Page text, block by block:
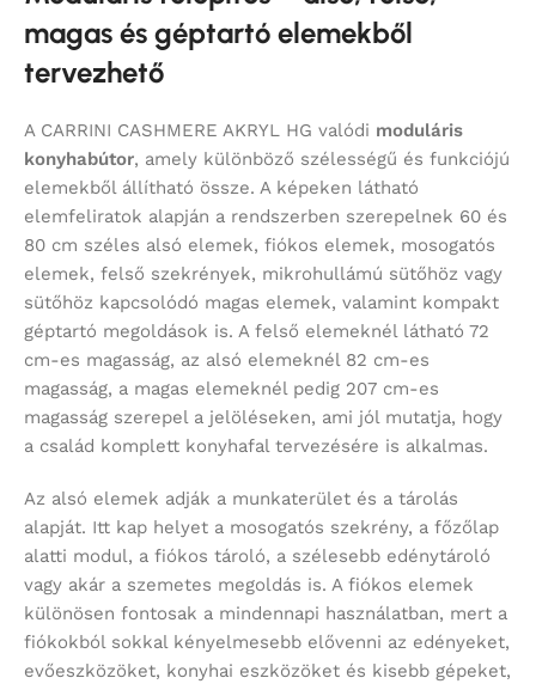
magas és géptartó elemekből
tervezhető
A CARRINI CASHMERE AKRYL HG valódi moduláris
konyhabútor, amely különböző szélességű és funkciójú
elemekből állítható össze. A képeken látható
elemfeliratok alapján a rendszerben szerepelnek 60 és
80 cm széles alsó elemek, fiókos elemek, mosogatós
elemek, felső szekrények, mikrohullámú sütőhöz vagy
sütőhöz kapcsolódó magas elemek, valamint kompakt
géptartó megoldások is. A felső elemeknél látható 72
cm-es magasság, az alsó elemeknél 82 cm-es
magasság, a magas elemeknél pedig 207 cm-es
magasság szerepel a jelöléseken, ami jól mutatja, hogy
a család komplett konyhafal tervezésére is alkalmas.
Az alsó elemek adják a munkaterület és a tárolás
alapját. Itt kap helyet a mosogatós szekrény, a főzőlap
alatti modul, a fiókos tároló, a szélesebb edénytároló
vagy akár a szemetes megoldás is. A fiókos elemek
különösen fontosak a mindennapi használatban, mert a
fiókokból sokkal kényelmesebb elővenni az edényeket,
evőeszközöket, konyhai eszközöket és kisebb gépeket,